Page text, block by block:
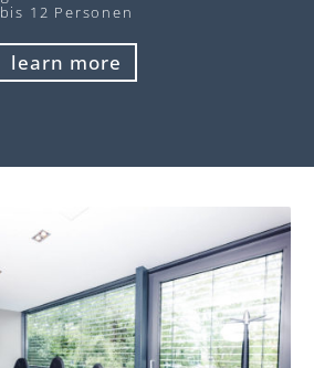
bis 12 Personen
learn more